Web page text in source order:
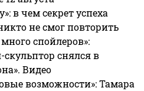
в чем секрет успеха
не смог повторить
спойлеров»:
снялся в
Видео
возможности»: Тамара